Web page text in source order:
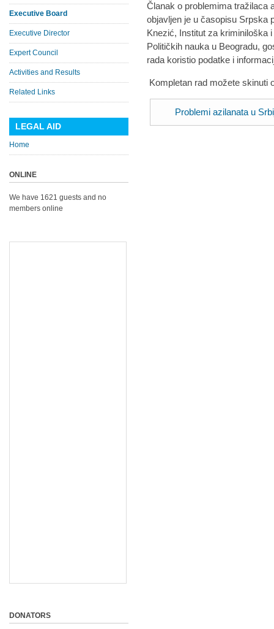
Članak o problemima tražilaca
objavljen je u časopisu Srpska
Knezić, Institut za kriminiloška
Političkih nauka u Beogradu,
rada koristio podatke i
Kompletan rad možete skinuti
Problemi azilanata u
Executive Board
Executive Director
Expert Council
Activities and Results
Related Links
LEGAL AID
Home
ONLINE
We have 1621 guests and no
members online
DONATORS